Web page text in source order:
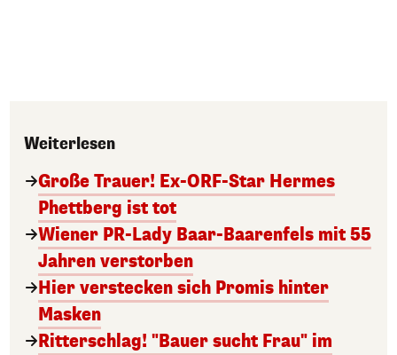
Weiterlesen
Große Trauer! Ex-ORF-Star Hermes
Phettberg ist tot
Wiener PR-Lady Baar-Baarenfels mit 55
Jahren verstorben
Hier verstecken sich Promis hinter
Masken
Ritterschlag! "Bauer sucht Frau" im